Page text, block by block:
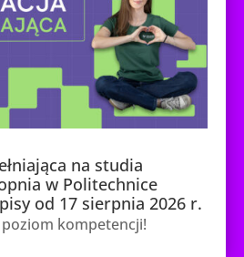
na studia
w Politechnice
od 17 sierpnia 2026 r.
kompetencji!